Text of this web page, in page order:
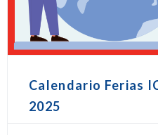
Calendario Ferias
2025